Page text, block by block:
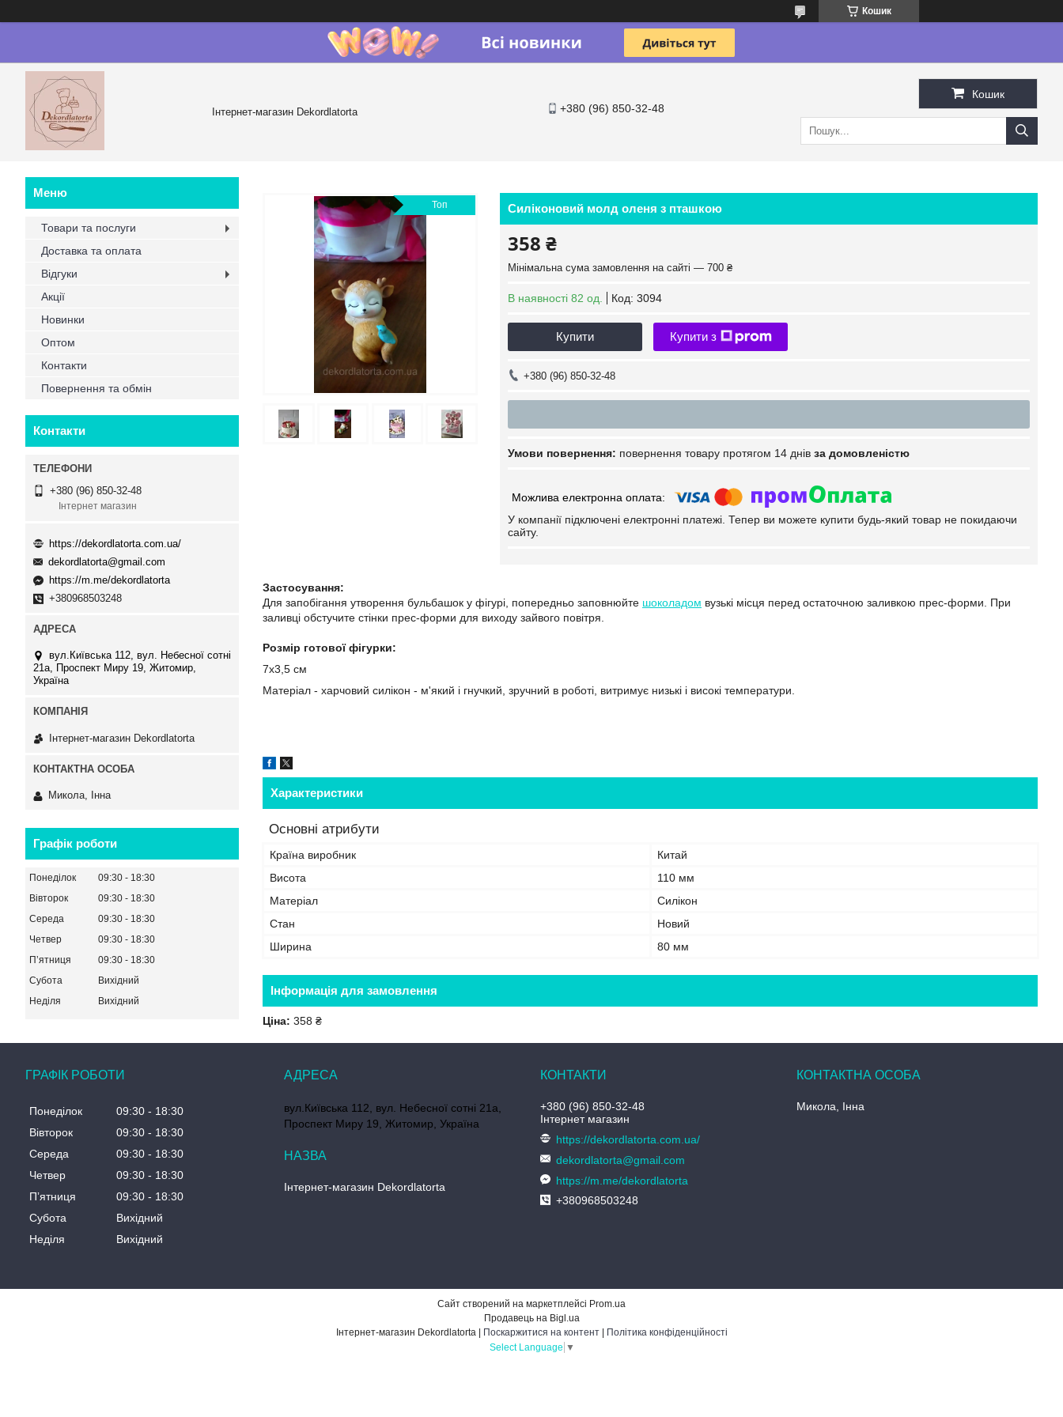
Кошик
Інтернет-магазин Dekordlatorta +380 (96) 850-32-48
Кошик
Топ Силіконовий молд оленя з пташкою
358 ₴
Мінімальна сума замовлення на сайті — 700 ₴
В наявності 82 од. Код: 3094
Купити Купити з
+380 (96) 850-32-48
повернення товару протягом 14 днів за домовленістю
У компанії підключені електронні платежі. Тепер ви можете купити будь-який товар не покидаючи
сайту.
Застосування:
Для запобігання утворення бульбашок у фігурі, попередньо заповнюйте шоколадом вузькі місця перед остаточною заливкою прес-форми. При
заливці обстучите стінки прес-форми для виходу зайвого повітря.
Розмір готової фігурки:
7х3,5 см
Матеріал - харчовий силікон - м'який і гнучкий, зручний в роботі, витримує низькі і високі температури.
Характеристики
Основні атрибути
Країна виробник
Китай
Висота
110 мм
Матеріал
Силікон
Стан
Новий
Ширина
80 мм
Інформація для замовлення
Ціна: 358 ₴
Товари та послуги
Доставка та оплата
Відгуки
Акції
Новинки
Оптом
Контакти
Повернення та обмін
Контакти
+380 (96) 850-32-48
Інтернет магазин
https://dekordlatorta.com.ua/
dekordlatorta@gmail.com
https://m.me/dekordlatorta
+380968503248
вул.Київська 112, вул. Небесної сотні
21а, Проспект Миру 19, Житомир,
Україна
Інтернет-магазин Dekordlatorta
Микола, Інна
Графік роботи
Понеділок 09:30
18:30
Вівторок
09:30
18:30
Середа
09:30
18:30
Четвер
09:30
18:30
Пʼятниця
09:30
18:30
Субота
Вихідний
Неділя
Вихідний
ГРАФІК РОБОТИ
Понеділок 09:30
18:30
Вівторок
09:30
18:30
Середа
09:30
18:30
Четвер
09:30
18:30
Пʼятниця
09:30
18:30
Субота
Вихідний
Неділя
Вихідний
вул.Київська 112, вул. Небесної сотні 21а,
Проспект Миру 19, Житомир, Україна
Інтернет-магазин Dekordlatorta
+380 (96) 850-32-48
Інтернет магазин
https://dekordlatorta.com.ua/
dekordlatorta@gmail.com
https://m.me/dekordlatorta
+380968503248
Микола, Інна
Сайт створений на маркетплейсі Prom.ua
Продавець на Bigl.ua
Поскаржитися на контент
Політика конфіденційності
Select Language ▼